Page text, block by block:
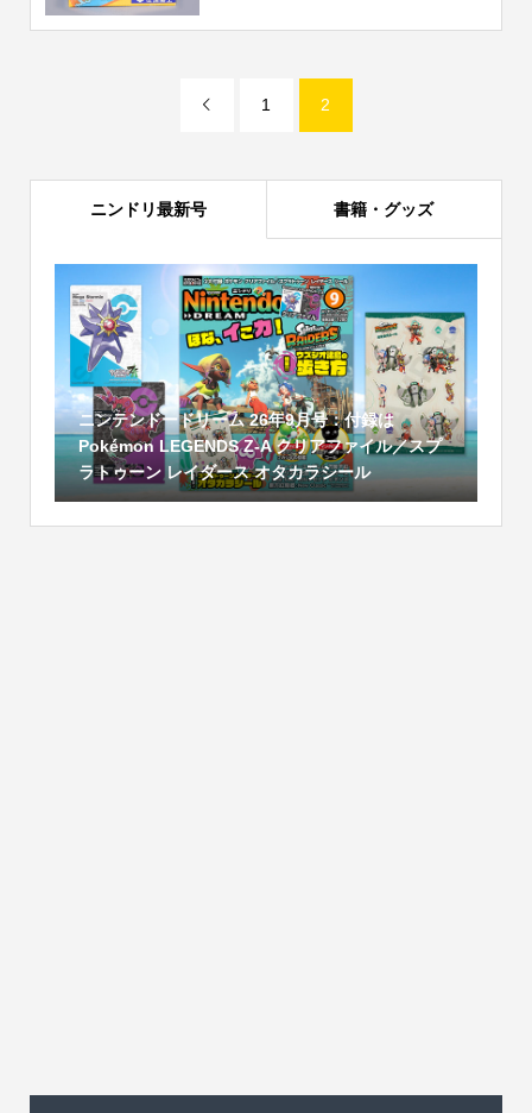
 1 2
ニンドリ最新号 書籍・グッズ
ニンテンドードリーム 26年9月号：付録は
Pokémon LEGENDS Z-A クリアファイル／スプ
ラトゥーン レイダース オタカラシール